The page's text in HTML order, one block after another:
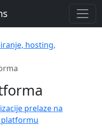
hosting,
prelaze na
platformu